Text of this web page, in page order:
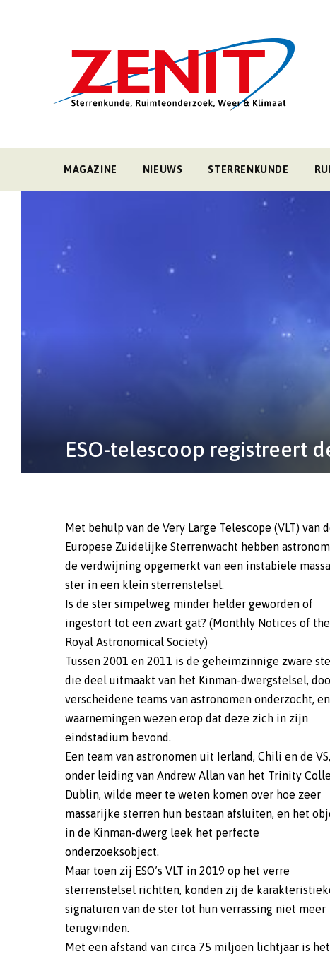
MAGAZINE NIEUWS STERRENKUNDE
ESO-telescoop registreert
Met behulp van de Very Large Telescope (VLT) van
Europese Zuidelijke Sterrenwacht hebben
de verdwijning opgemerkt van een instabiele
ster in een klein sterrenstelsel.
Is de ster simpelweg minder helder geworden of
ingestort tot een zwart gat? (Monthly Notices of the
Royal Astronomical Society)
Tussen 2001 en 2011 is de geheimzinnige zware
die deel uitmaakt van het Kinman-dwergstelsel,
verscheidene teams van astronomen onderzocht,
waarnemingen wezen erop dat deze zich in zijn
eindstadium bevond.
Een team van astronomen uit Ierland, Chili en de VS,
onder leiding van Andrew Allan van het Trinity
Dublin, wilde meer te weten komen over hoe zeer
massarijke sterren hun bestaan afsluiten, en het
in de Kinman-dwerg leek het perfecte
onderzoeksobject.
Maar toen zij ESO’s VLT in 2019 op het verre
sterrenstelsel richtten, konden zij de
signaturen van de ster tot hun verrassing niet meer
terugvinden.
Met een afstand van circa 75 miljoen lichtjaar is het